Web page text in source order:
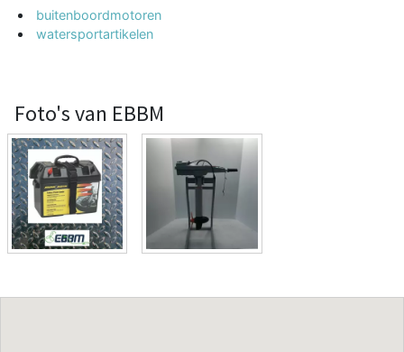
buitenboordmotoren
watersportartikelen
Foto's van EBBM